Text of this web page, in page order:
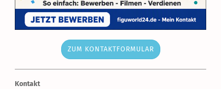
ZUM KONTAKTFORMULAR
Kontakt